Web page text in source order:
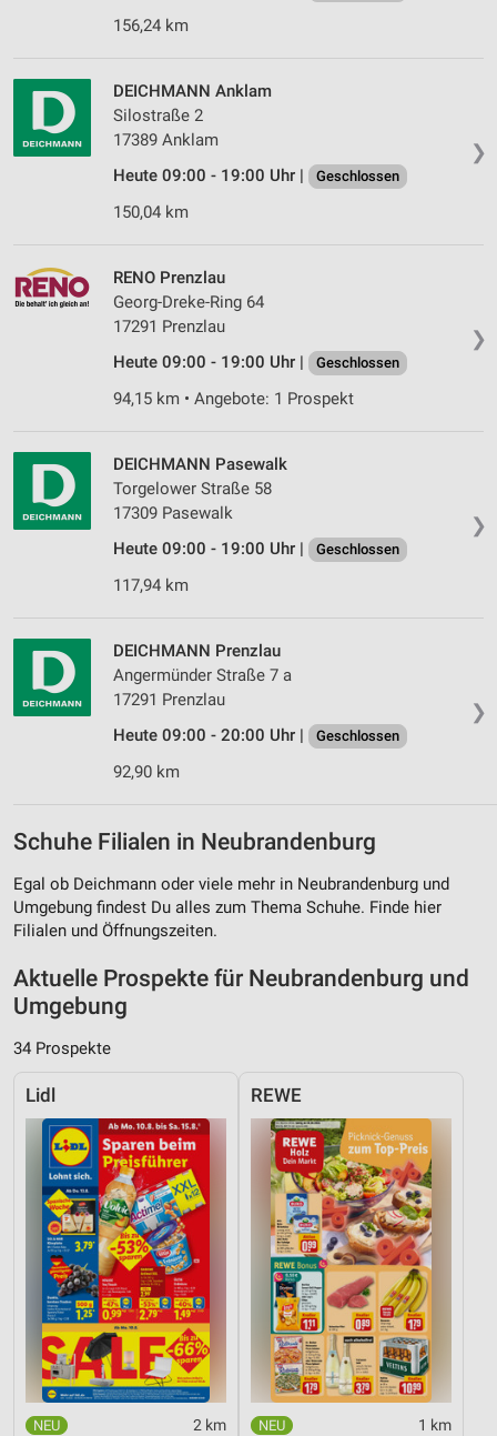
156,24 km
❯
DEICHMANN Anklam
Silostraße 2
17389 Anklam
Heute 09:00 - 19:00 Uhr |
Geschlossen
150,04 km
❯
RENO Prenzlau
Georg-Dreke-Ring 64
17291 Prenzlau
Heute 09:00 - 19:00 Uhr |
Geschlossen
94,15 km • Angebote: 1 Prospekt
❯
DEICHMANN Pasewalk
Torgelower Straße 58
17309 Pasewalk
Heute 09:00 - 19:00 Uhr |
Geschlossen
117,94 km
❯
DEICHMANN Prenzlau
Angermünder Straße 7 a
17291 Prenzlau
Heute 09:00 - 20:00 Uhr |
Geschlossen
92,90 km
Schuhe Filialen in Neubrandenburg
Egal ob Deichmann oder viele mehr in Neubrandenburg und
Umgebung findest Du alles zum Thema Schuhe. Finde hier
Filialen und Öffnungszeiten.
Aktuelle Prospekte für Neubrandenburg und
Umgebung
34 Prospekte
Lidl
2 km
REWE
1 km